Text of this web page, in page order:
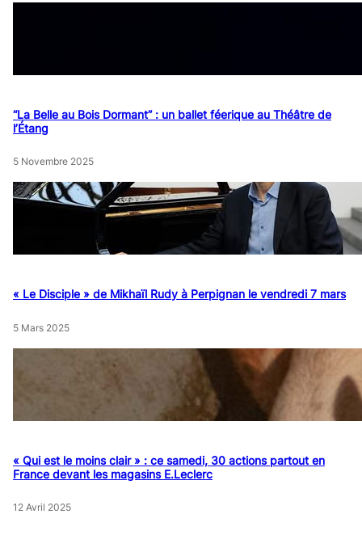
“La Belle au Bois Dormant” : un ballet féerique au Théâtre de
l’Étang
5 Novembre 2025
« Le Disciple » de Mikhaïl Rudy à Perpignan le vendredi 7 mars
5 Mars 2025
« Qui est le moins clair » : ce samedi, 30 actions partout en
France devant les magasins E.Leclerc
12 Avril 2025